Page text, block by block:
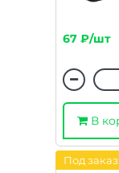
67 ₽/шт
В
Под